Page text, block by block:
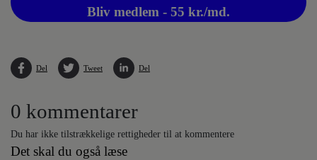
Bliv medlem - 55 kr./md.
Del Tweet Del
0 kommentarer
Du har ikke tilstrækkelige rettigheder til at kommentere
Det skal du også læse